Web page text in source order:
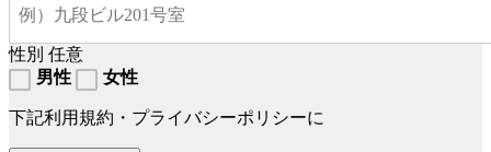
性別 任意
男性
女性
下記利用規約・プライバシーポリシーに